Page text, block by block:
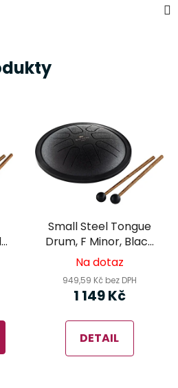
Small Steel Tongue
Drum, F Minor, Black
(SSTD1BK) - MEINL
Na dotaz
949,59 Kč bez DPH
1 149 Kč
DETAIL